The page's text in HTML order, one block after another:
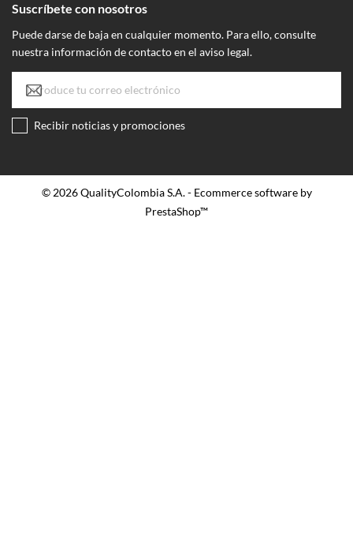
Suscríbete con nosotros
Puede darse de baja en cualquier momento. Para ello, consulte
nuestra información de contacto en el aviso legal.
Recibir noticias y promociones
© 2026 QualityColombia S.A. - Ecommerce software by
PrestaShop™